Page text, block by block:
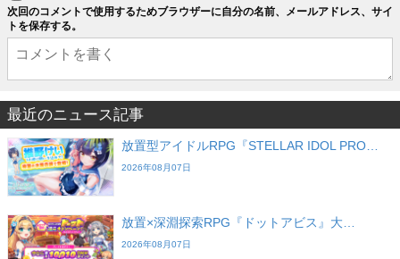
次回のコメントで使用するためブラウザーに自分の名前、メールアドレス、サイ
トを保存する。
最近のニュース記事
放置型アイドルRPG『STELLAR IDOL PRO…
2026年08月07日
放置×深淵探索RPG『ドットアビス』大…
2026年08月07日